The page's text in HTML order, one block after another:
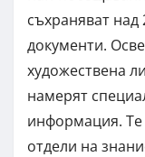
съхраняват
документи.
художествена
намерят
информация. Те
отдели на